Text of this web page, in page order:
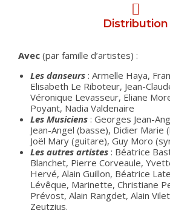
Distribution
Avec (par famille d’artistes) :
Les danseurs : Armelle Haya,
Elisabeth Le Riboteur, Jean-
Véronique Levasseur, Eliane
Poyant, Nadia Valdenaire
Les Musiciens : Georges Jean-
Jean-Angel (basse), Didier
Joël Mary (guitare), Guy Moro
Les autres artistes : Béatrice
Blanchet, Pierre Corveaule,
Hervé, Alain Guillon, Béatrice
Lévêque, Marinette, Christiane
Prévost, Alain Rangdet, Alain
Zeutzius.